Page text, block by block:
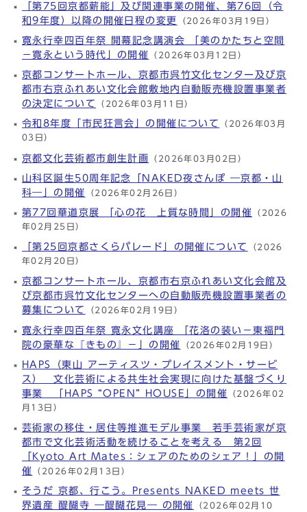
「第75回京都薪能」及び関連事業の開催、第76回（令
和9年度）以降の開催日程の変更
（2026年03月19日）
寛永行幸四百年祭 開幕記念講演会 「美のかたちと空間
－寛永という時代」の開催
（2026年03月12日）
京都コンサートホール、京都市呉竹文化センター及び京
都市右京ふれあい文化会館敷地内自動販売機設置事業者
の決定について
（2026年03月11日）
令和8年度「市民狂言会」の開催について （2026年03月
03日）
京都文化芸術都市創生計画
（2026年03月02日）
山科区誕生50周年記念「NAKED夜さんぽ ―京都・山
科―」の開催
（2026年02月26日）
第77回華道京展 「心の花 上質な時間」の開催 （2026
年02月25日）
「第25回京都さくらパレード」の開催について
（2026
年02月20日）
京都コンサートホール、京都市右京ふれあい文化会館及
び京都市呉竹文化センターへの自動販売機設置事業者の
募集について
（2026年02月19日）
寛永行幸四百年祭 寛永文化講座 「花洛の装い－東福門
院の豪華な『きもの』－」の開催
（2026年02月19日）
HAPS（東山 アーティスツ・プレイスメント・サービ
ス） 文化芸術による共生社会実現に向けた基盤づくり
事業 「HAPS “OPEN” HOUSE」の開催 （2026年02
月13日）
芸術家の移住・居住等推進モデル事業 若手芸術家が京
都市で文化芸術活動を続けることを考える 第2回
「Kyoto Art Mates：シェアのためのシェア！」の開
催
（2026年02月13日）
そうだ 京都、行こう。Presents NAKED meets 世
界遺産 醍醐寺 ―醍醐花見― の開催
（2026年02月10